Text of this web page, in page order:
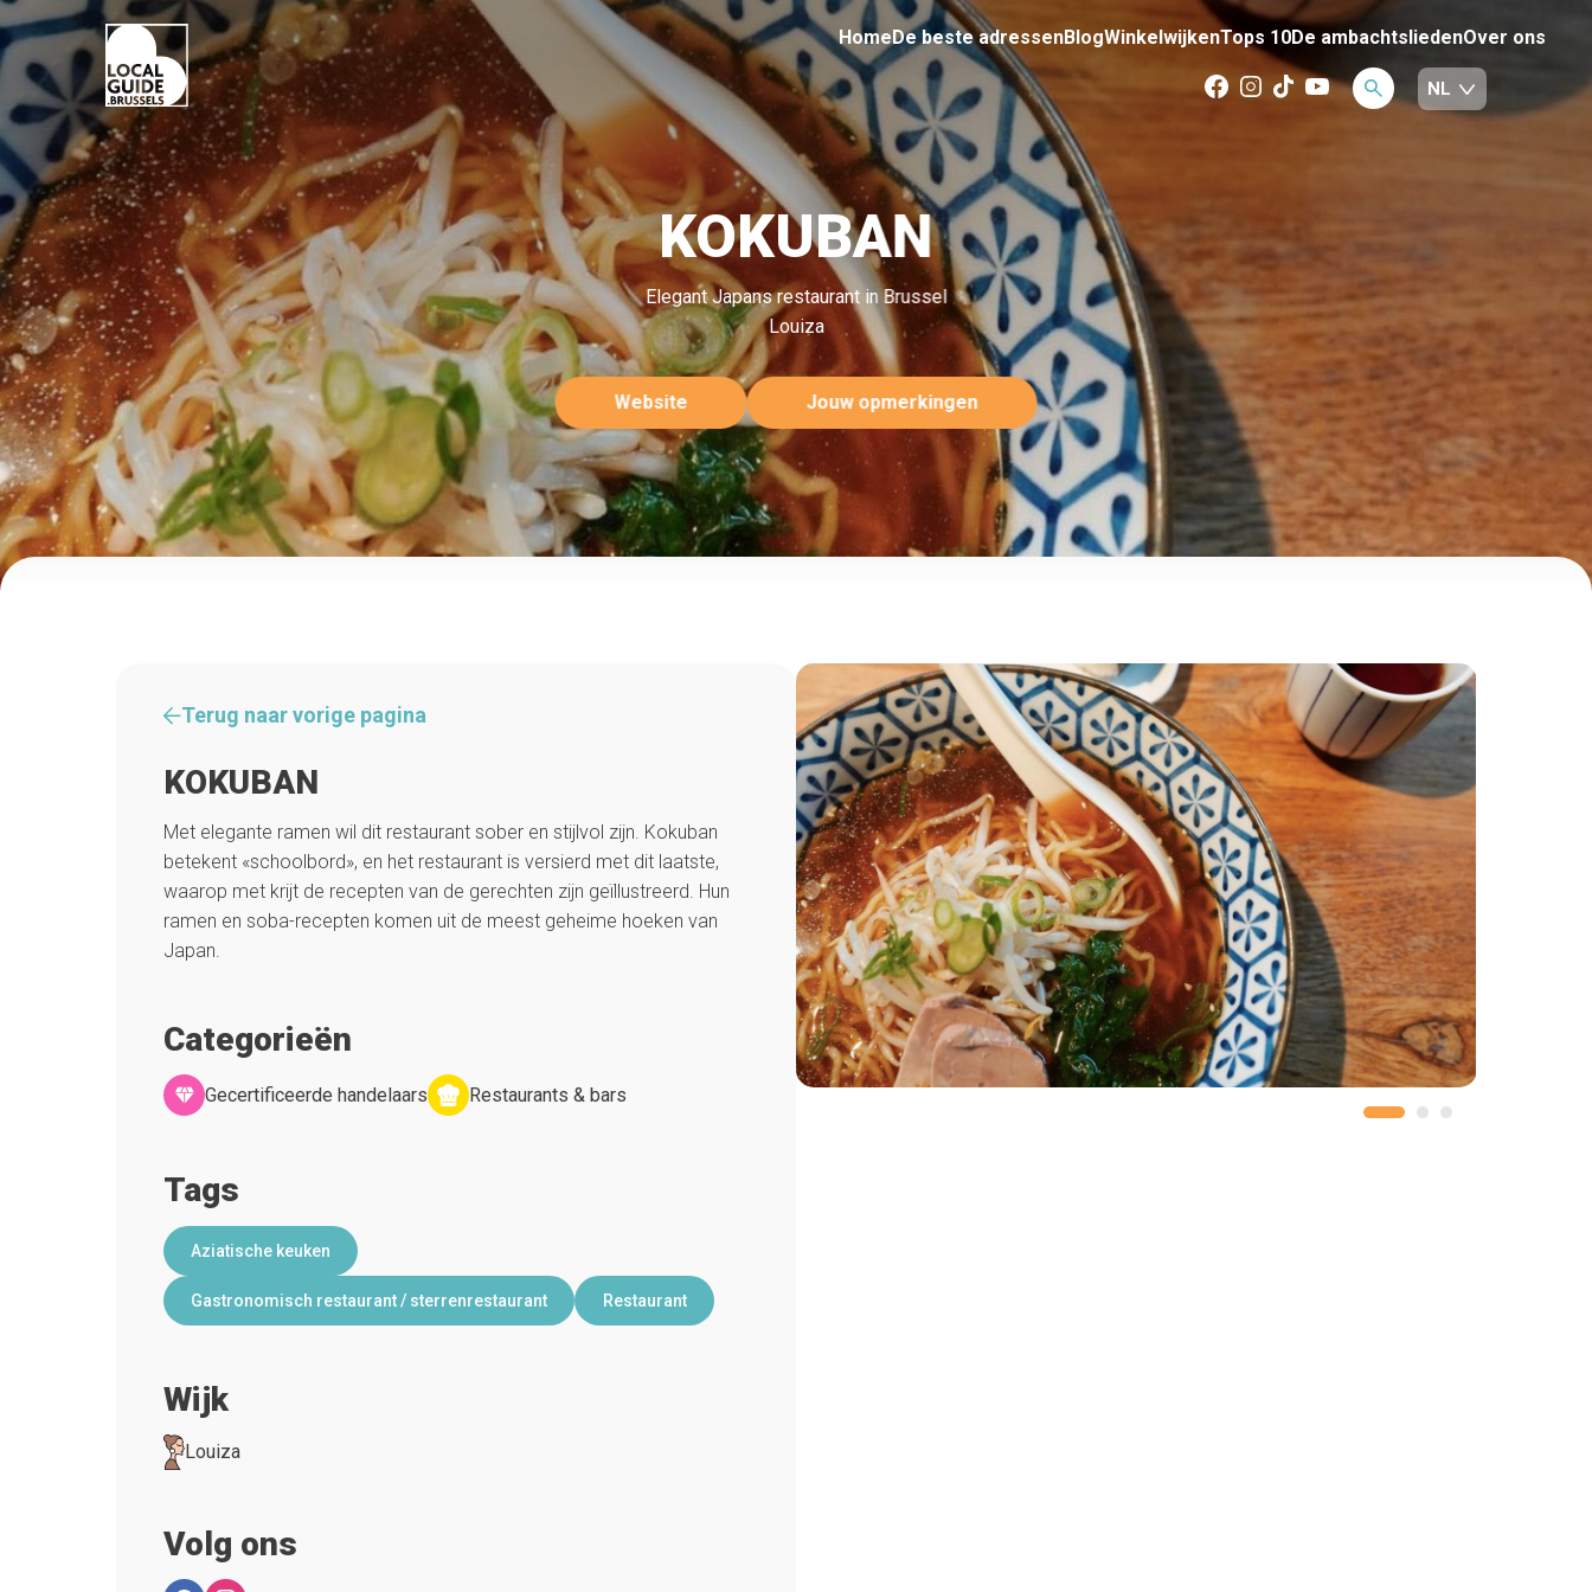
HomeDe beste adressenBlogWinkelwijkenTops 10De ambachtsliedenOver ons
KOKUBAN
Elegant Japans restaurant in Brussel
Louiza
Website Jouw opmerkingen
Terug naar vorige pagina
KOKUBAN
Met elegante ramen wil dit restaurant sober en stijlvol zijn. Kokuban
betekent «schoolbord», en het restaurant is versierd met dit laatste,
waarop met krijt de recepten van de gerechten zijn geïllustreerd. Hun
ramen en soba-recepten komen uit de meest geheime hoeken van
Japan.
Categorieën
Gecertificeerde handelaars Restaurants & bars
Tags
Aziatische keuken
Gastronomisch restaurant / sterrenrestaurant Restaurant
Wijk
Louiza
Volg ons